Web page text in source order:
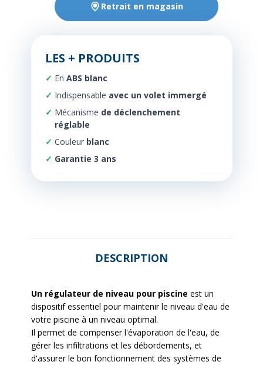
Retrait en magasin
LES + PRODUITS
En ABS blanc
Indispensable avec un volet immergé
Mécanisme de déclenchement
réglable
Couleur blanc
Garantie 3 ans
DESCRIPTION
Un régulateur de niveau pour piscine est un
dispositif essentiel pour maintenir le niveau d'eau de
votre piscine à un niveau optimal.
Il permet de compenser l'évaporation de l'eau, de
gérer les infiltrations et les débordements, et
d'assurer le bon fonctionnement des systèmes de